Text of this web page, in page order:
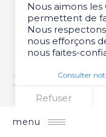
Nous aimons les
permettent de
Nous
nous efforçons
nous faites-
Consulter
Refuser
menu
© 2026 - French Wingz -
Mentions légales
Plan du site